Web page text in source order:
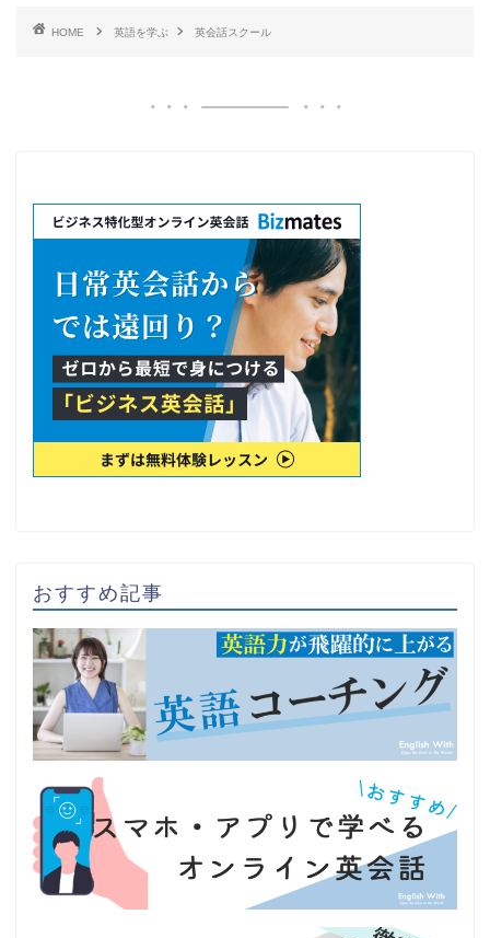
HOME 英語を学ぶ 英会話スクール
おすすめ記事